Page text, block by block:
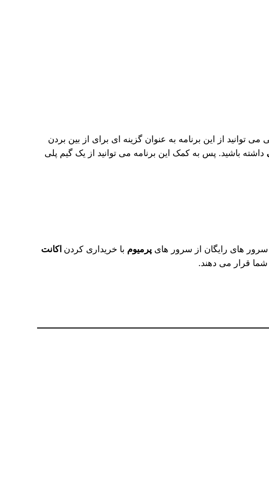
از این برنامه به عنوان گزینه ‌ای برای از بین بردن
داشته باشید. پس به کمک این برنامه می‌ توانید از یک گیم پلی
سرور های رایگان از سرور هایپرمیوم با خریداری کردن اکانت
شما قرار می‌ دهند.